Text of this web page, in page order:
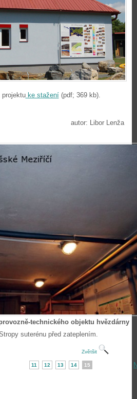
projektuke stažení(pdf; 369 kb).
autor: Libor Lenža
technického objektu hvězdárny
suterénu před zateplením.
Zvětšit
11 12 13 14 15